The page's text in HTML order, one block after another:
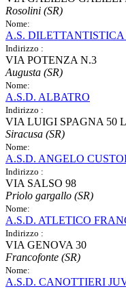
Rosolini (SR)
Nome:
A.S.
Indirizzo :
VIA POTENZA N.3
Augusta (SR)
Nome:
A.S.D. ALBATRO
Indirizzo :
VIA LUIGI SPAGNA 50
Siracusa (SR)
Nome:
A.S.D. ANGELO
Indirizzo :
VIA SALSO 98
Priolo gargallo (SR)
Nome:
A.S.D. ATLETICO
Indirizzo :
VIA GENOVA 30
Francofonte (SR)
Nome:
A.S.D. CANOTTIERI